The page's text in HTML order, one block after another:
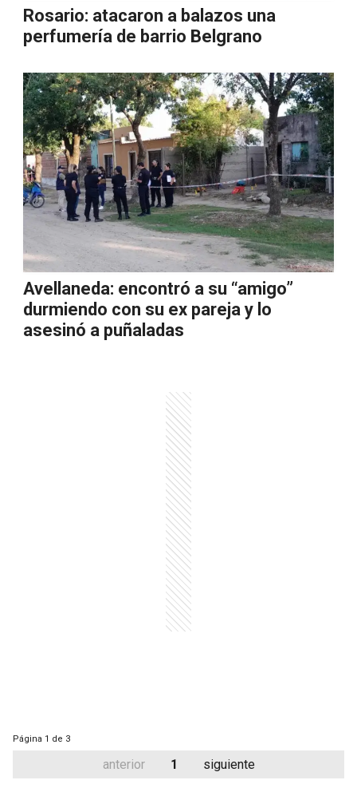
Rosario: atacaron a balazos una
perfumería de barrio Belgrano
Avellaneda: encontró a su “amigo”
durmiendo con su ex pareja y lo
asesinó a puñaladas
Página 1 de 3
anterior 1 siguiente